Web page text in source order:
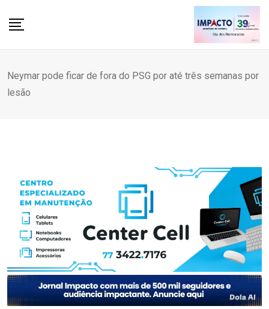
Neymar pode ficar de fora do PSG por até três semanas por
lesão